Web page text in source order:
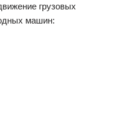
грузовых
машин: